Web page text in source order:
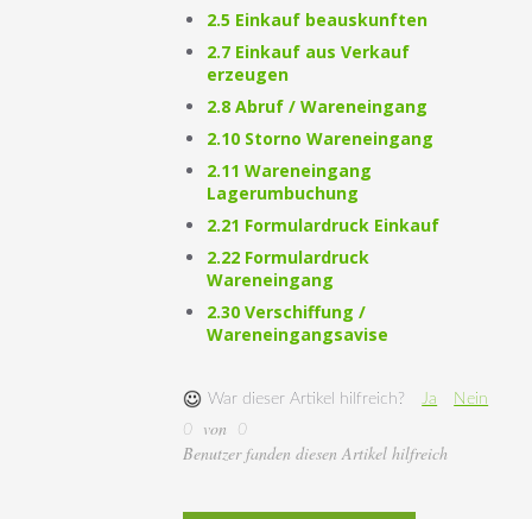
2.5 Einkauf beauskunften
2.7 Einkauf aus Verkauf
erzeugen
2.8 Abruf / Wareneingang
2.10 Storno Wareneingang
2.11 Wareneingang
Lagerumbuchung
2.21 Formulardruck Einkauf
2.22 Formulardruck
Wareneingang
2.30 Verschiffung /
Wareneingangsavise
War dieser Artikel hilfreich? Ja
Nein
0
von 0
Benutzer fanden diesen Artikel hilfreich